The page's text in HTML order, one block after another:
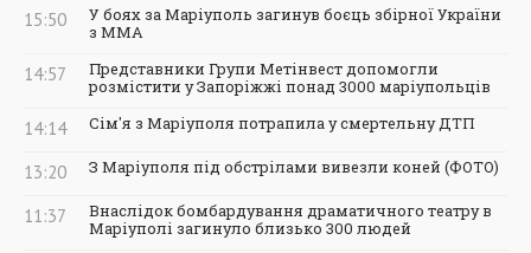
15:50
У боях за Маріуполь загинув боєць збірної України
з ММА
14:57
Представники Групи Метінвест допомогли
розмістити у Запоріжжі понад 3000 маріупольців
14:14 Сім'я з Маріуполя потрапила у смертельну ДТП
13:20 З Маріуполя під обстрілами вивезли коней (ФОТО)
11:37
Внаслідок бомбардування драматичного театру в
Маріуполі загинуло близько 300 людей